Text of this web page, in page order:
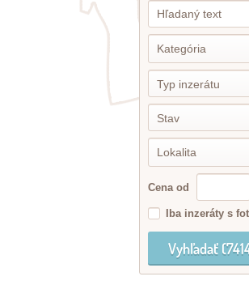
Typ inzerátu
Stav
Cena od
Iba inzeráty s